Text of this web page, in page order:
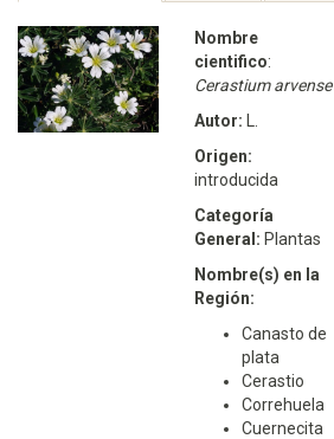
Nombre
cientifico:
Cerastium arvense
Autor:
Origen:
introducida
Categoría
General: Plantas
Nombre(s) en la
Región:
Canasto de
plata
Cerastio
Correhuela
Cuernecita